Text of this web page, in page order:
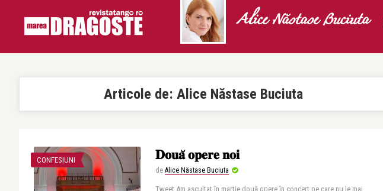
Alice Năstase Buciuta
Articole de: Alice Năstase Buciuta
CONFESIUNI 𝐃𝐨𝐮𝐚̆ 𝐨𝐩𝐞𝐫𝐞 𝐧𝐨𝐢
de Alice Năstase Buciuta
Tweet Am ascultat în martie două opere în concert pe care nu le mai